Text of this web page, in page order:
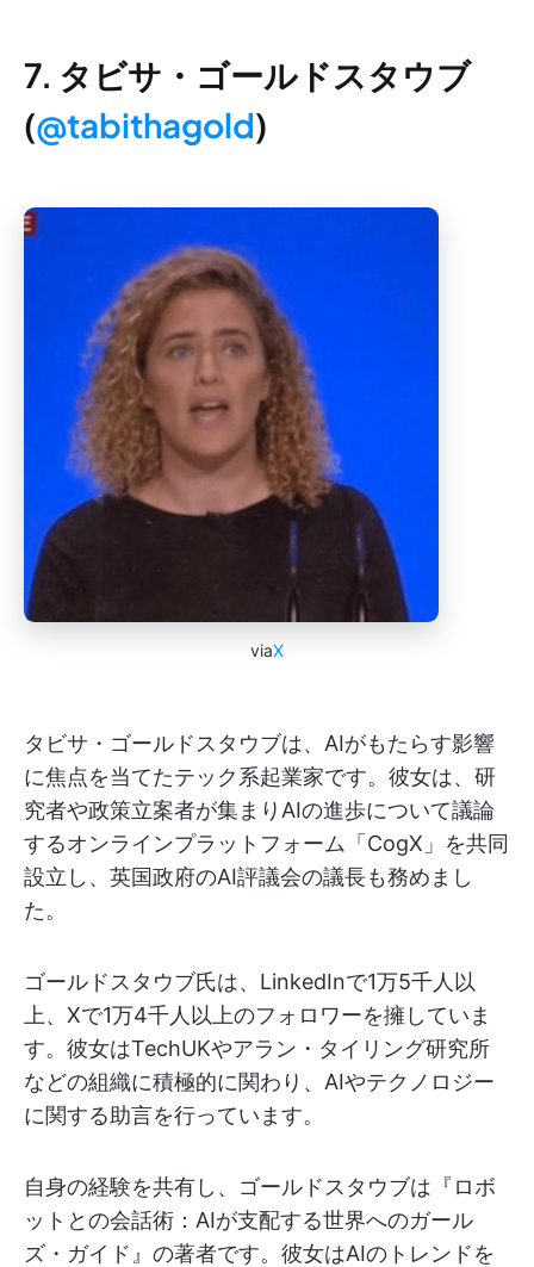
7. タビサ・ゴールドスタウブ
(@tabithagold)
viaX
タビサ・ゴールドスタウブは、AIがもたらす影響
に焦点を当てたテック系起業家です。彼女は、研
究者や政策立案者が集まりAIの進歩について議論
するオンラインプラットフォーム「CogX」を共同
設立し、英国政府のAI評議会の議長も務めまし
た。
ゴールドスタウブ氏は、LinkedInで1万5千人以
上、Xで1万4千人以上のフォロワーを擁していま
す。彼女はTechUKやアラン・タイリング研究所
などの組織に積極的に関わり、AIやテクノロジー
に関する助言を行っています。
自身の経験を共有し、ゴールドスタウブは『ロボ
ットとの会話術：AIが支配する世界へのガール
ズ・ガイド』の著者です。彼女はAIのトレンドを